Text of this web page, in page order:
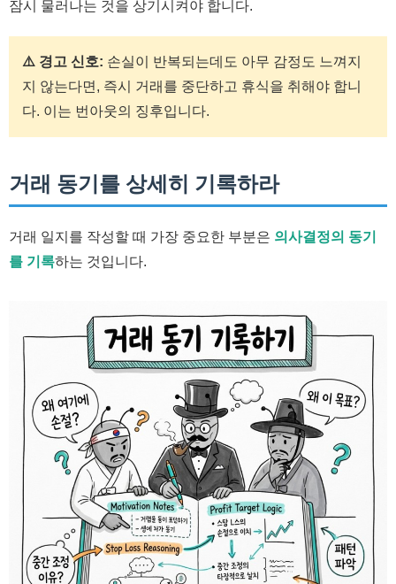
잠시 물러나는 것을 상기시켜야 합니다.
⚠️ 경고 신호: 손실이 반복되는데도 아무 감정도 느껴지
지 않는다면, 즉시 거래를 중단하고 휴식을 취해야 합니
다. 이는 번아웃의 징후입니다.
거래 동기를 상세히 기록하라
거래 일지를 작성할 때 가장 중요한 부분은 의사결정의 동기
를 기록하는 것입니다.